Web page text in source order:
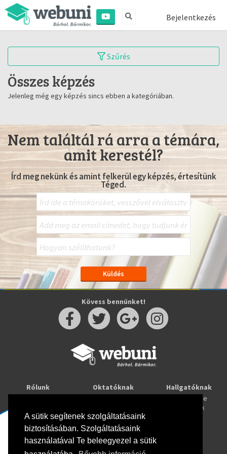
A sütik segítenek szolgáltatásaink
biztosításában. Szolgáltatásaink
használatával Te beleegyezel a sütik
Bejelentkezés
Szűrés
Összes képzés
Jelenleg még egy képzés sincs ebben a kategóriában.
Nem találtál rá arra a témára,
amit kerestél?
Írd meg nekünk és amint felkerül egy képzés, értesítünk
Téged.
Kövess bennünket!
Rólunk
Oktatóknak
Webuni Stúdió
Hallgatóknak
Tanulj online
Képzések
Info
Adatkezelési tájékoztató
ÁSZF